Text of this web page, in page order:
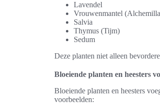
Lavendel
Vrouwenmantel
Salvia
Thymus (Tijm)
Sedum
Deze planten niet alleen
Bloeiende planten en heesters
Bloeiende planten en heesters
voorbeelden: